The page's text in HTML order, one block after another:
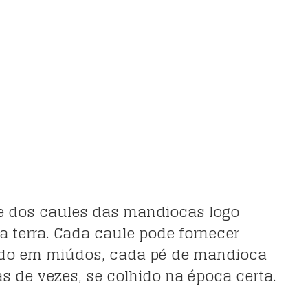
caules das mandiocas logo
terra. Cada caule pode fornecer
em miúdos, cada pé de mandioca
de vezes, se colhido na época certa.